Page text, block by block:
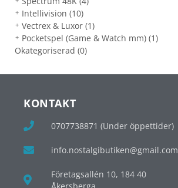
Intellivision(10)
Vectrex & Luxor(1)
Pocketspel (Game & Watch mm)(1)
Okategoriserad (0)
KONTAKT
0707738871 (Under öppettider)
info.nostalgibutiken@gmail.com
Företagsallén 10, 184 40